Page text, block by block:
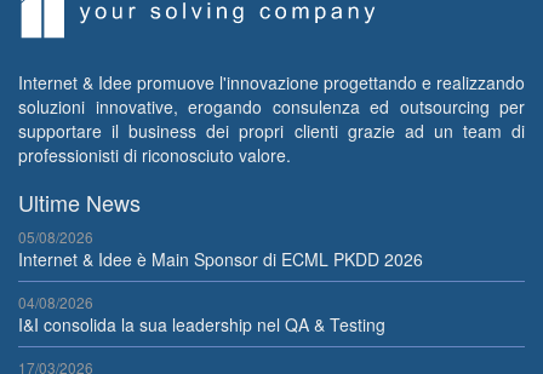
Internet & Idee promuove l'innovazione progettando e realizzando
soluzioni innovative, erogando consulenza ed outsourcing per
supportare il business dei propri clienti grazie ad un team di
professionisti di riconosciuto valore.
Ultime News
05/08/2026
Internet & Idee è Main Sponsor di ECML PKDD 2026
04/08/2026
I&I consolida la sua leadership nel QA & Testing
17/03/2026